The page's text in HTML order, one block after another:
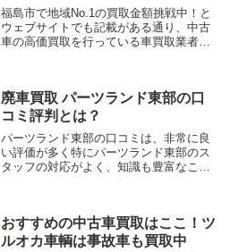
福島市で地域No.1の買取金額挑戦中！と
ウェブサイトでも記載がある通り、中古
車の高価買取を行っている車買取業者の
ました。
廃車買取 パーツランド東部の口
コミ評判とは？
パーツランド東部の口コミは、非常に良
い評価が多く特にパーツランド東部のス
タッフの対応がよく、知識も豊富なこと
ーズだったという口コミもありましたの
で安心して任せられますね。
おすすめの中古車買取はここ！ツ
ルオカ車輌は事故車も買取中